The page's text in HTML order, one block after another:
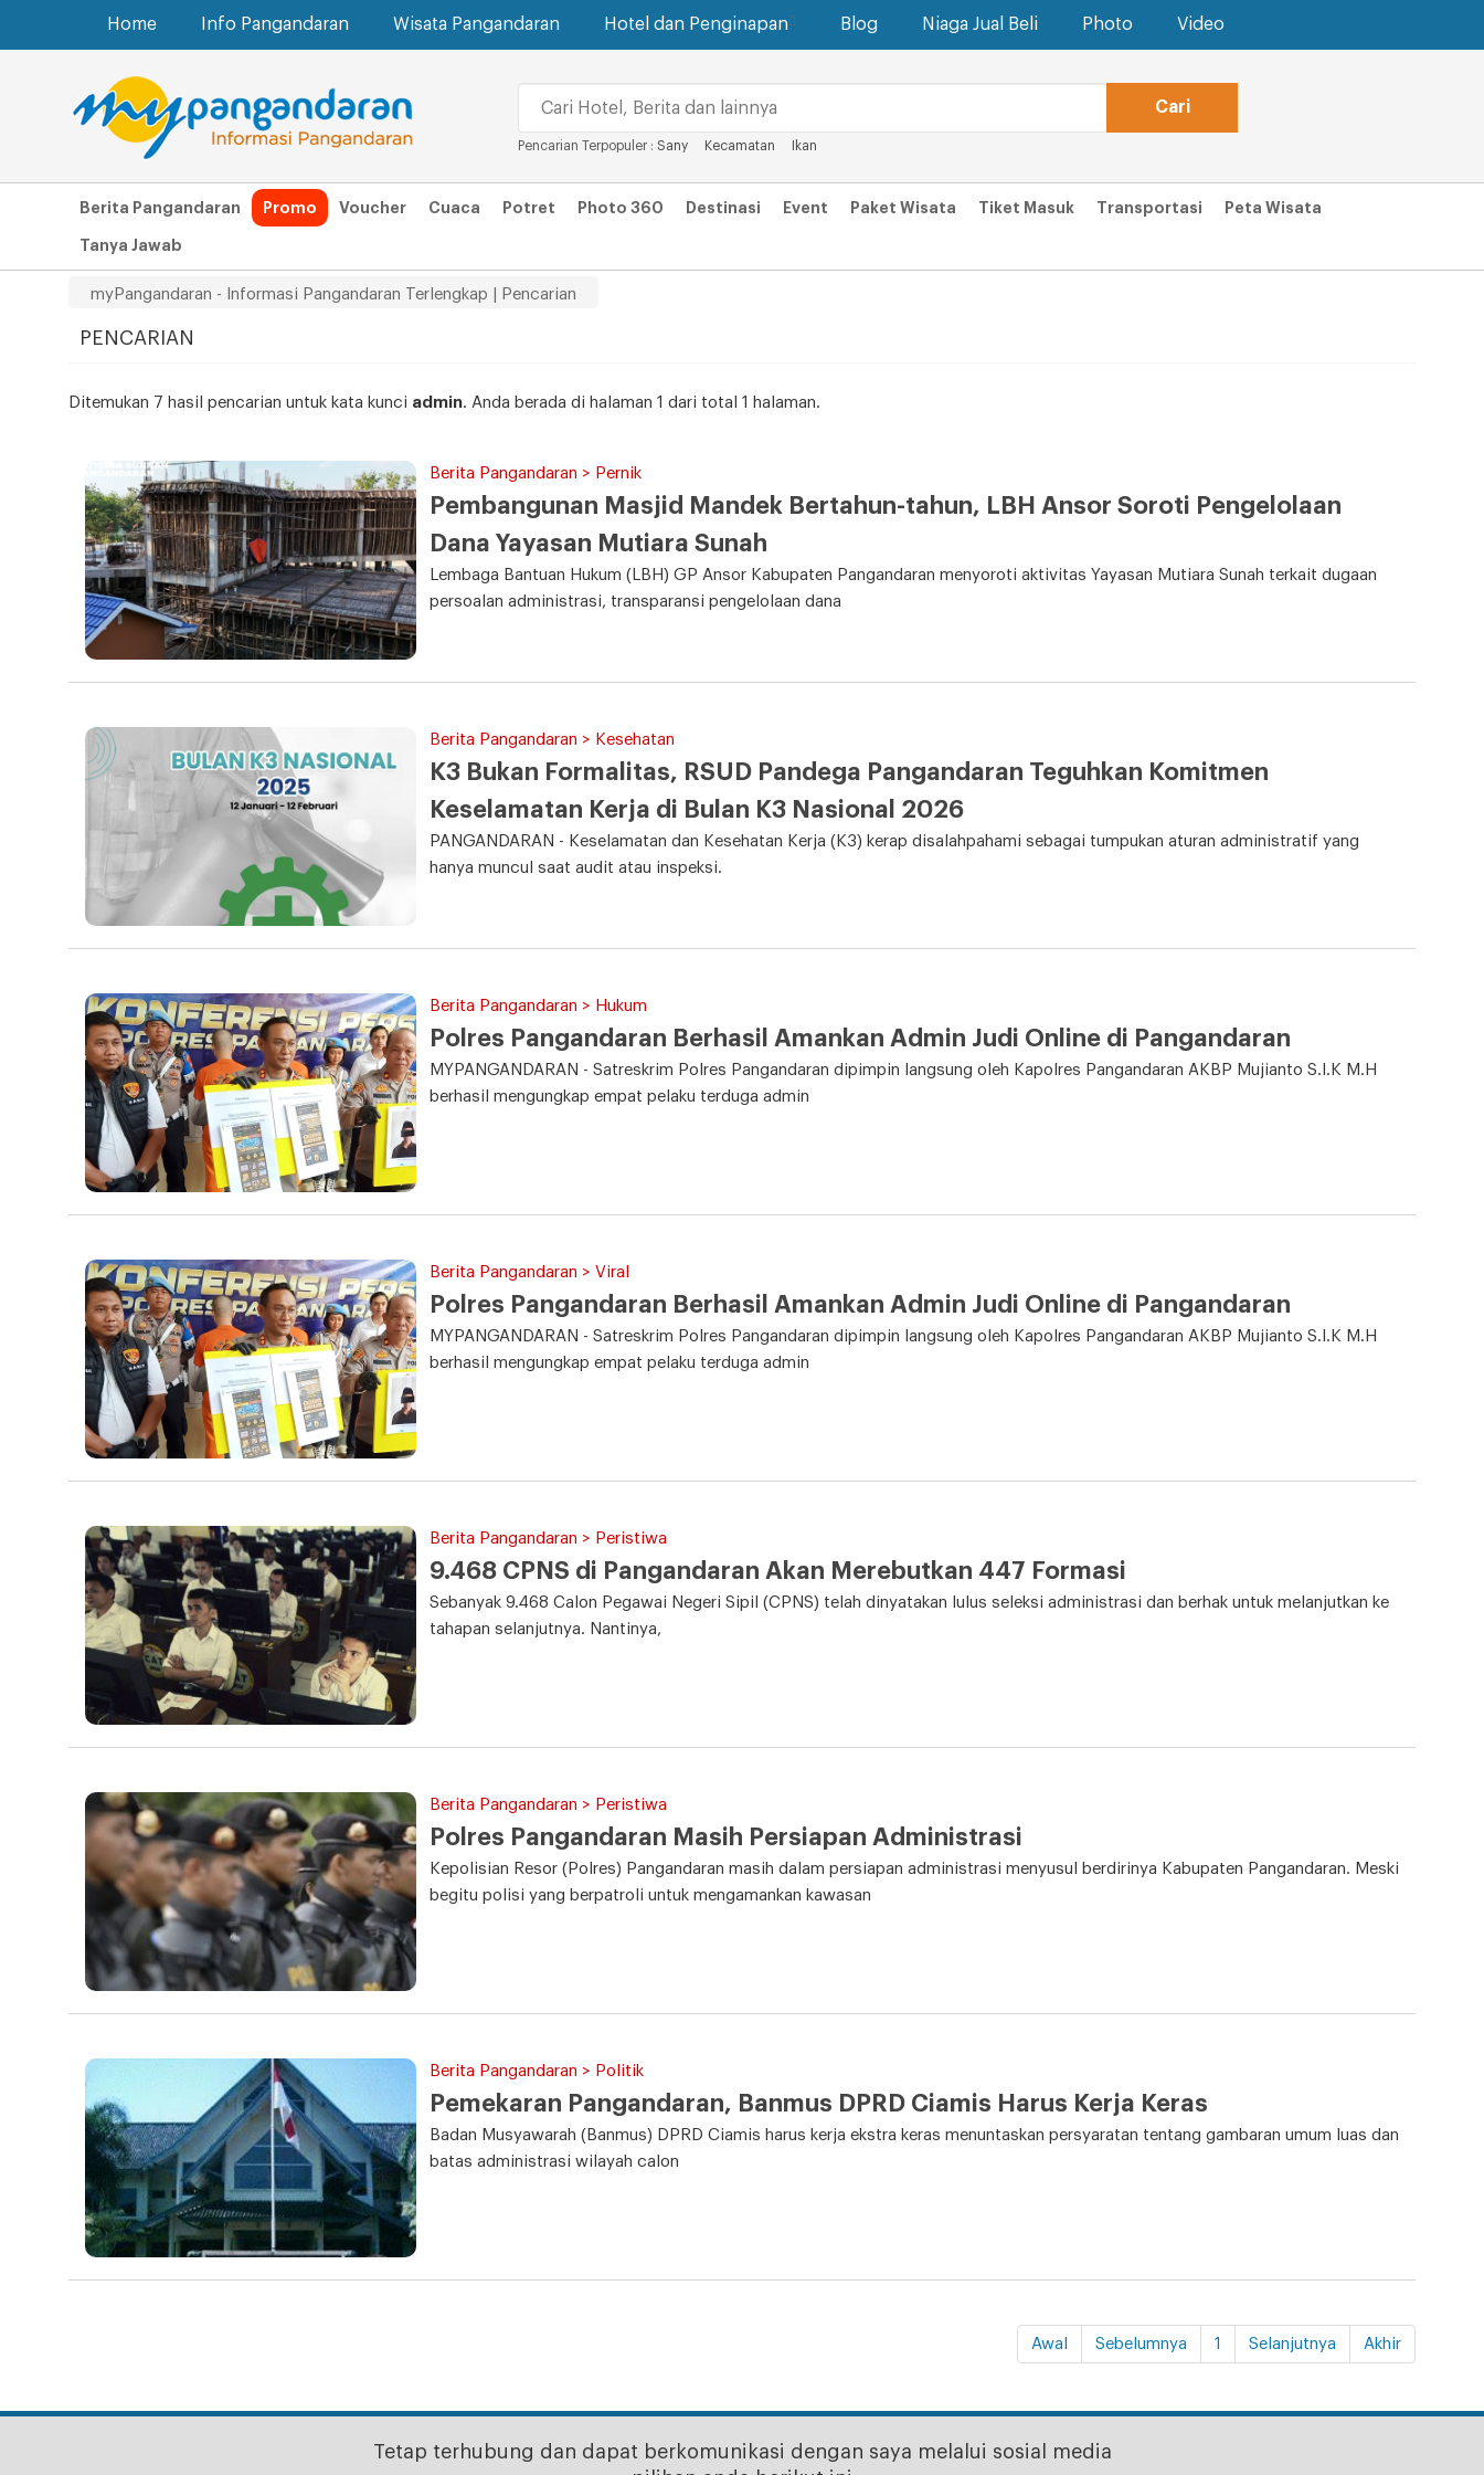
Home Info Pangandaran Wisata Pangandaran Hotel dan Penginapan Blog Niaga Jual Beli Photo Video
Pencarian Terpopuler : Sany Kecamatan Ikan
Berita Pangandaran Promo Voucher Cuaca Potret Photo 360 Destinasi Event Paket Wisata Tiket Masuk Transportasi Peta Wisata
Tanya Jawab
myPangandaran - Informasi Pangandaran Terlengkap | Pencarian
PENCARIAN
Ditemukan 7 hasil pencarian untuk kata kunci admin. Anda berada di halaman 1 dari total 1 halaman.
Berita Pangandaran > Pernik
Pembangunan Masjid Mandek Bertahun-tahun, LBH Ansor Soroti Pengelolaan
Dana Yayasan Mutiara Sunah
Lembaga Bantuan Hukum (LBH) GP Ansor Kabupaten Pangandaran menyoroti aktivitas Yayasan Mutiara Sunah terkait dugaan
persoalan administrasi, transparansi pengelolaan dana
Berita Pangandaran > Kesehatan
K3 Bukan Formalitas, RSUD Pandega Pangandaran Teguhkan Komitmen
Keselamatan Kerja di Bulan K3 Nasional 2026
PANGANDARAN - Keselamatan dan Kesehatan Kerja (K3) kerap disalahpahami sebagai tumpukan aturan administratif yang
hanya muncul saat audit atau inspeksi.
Berita Pangandaran > Hukum
Polres Pangandaran Berhasil Amankan Admin Judi Online di Pangandaran
MYPANGANDARAN - Satreskrim Polres Pangandaran dipimpin langsung oleh Kapolres Pangandaran AKBP Mujianto S.I.K M.H
berhasil mengungkap empat pelaku terduga admin
Berita Pangandaran > Viral
Polres Pangandaran Berhasil Amankan Admin Judi Online di Pangandaran
MYPANGANDARAN - Satreskrim Polres Pangandaran dipimpin langsung oleh Kapolres Pangandaran AKBP Mujianto S.I.K M.H
berhasil mengungkap empat pelaku terduga admin
Berita Pangandaran > Peristiwa
9.468 CPNS di Pangandaran Akan Merebutkan 447 Formasi
Sebanyak 9.468 Calon Pegawai Negeri Sipil (CPNS) telah dinyatakan lulus seleksi administrasi dan berhak untuk melanjutkan ke
tahapan selanjutnya. Nantinya,
Berita Pangandaran > Peristiwa
Polres Pangandaran Masih Persiapan Administrasi
Kepolisian Resor (Polres) Pangandaran masih dalam persiapan administrasi menyusul berdirinya Kabupaten Pangandaran. Meski
begitu polisi yang berpatroli untuk mengamankan kawasan
Berita Pangandaran > Politik
Pemekaran Pangandaran, Banmus DPRD Ciamis Harus Kerja Keras
Badan Musyawarah (Banmus) DPRD Ciamis harus kerja ekstra keras menuntaskan persyaratan tentang gambaran umum luas dan
batas administrasi wilayah calon
Awal Sebelumnya 1 Selanjutnya Akhir
Tetap terhubung dan dapat berkomunikasi dengan saya melalui sosial media